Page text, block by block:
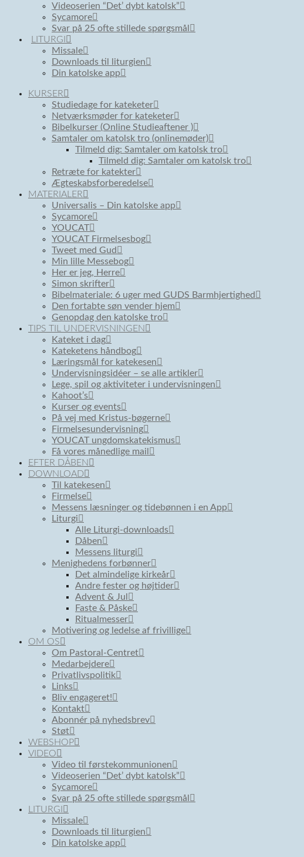
Videoserien “Det’ dybt katolsk”
Sycamore
Svar på 25 ofte stillede spørgsmål
LITURGI
Missale
Downloads til liturgien
Din katolske app
KURSER
Studiedage for kateketer
Netværksmøder for kateketer
Bibelkurser (Online Studieaftener )
Samtaler om katolsk tro (onlinemøder)
Tilmeld dig: Samtaler om katolsk tro
Tilmeld dig: Samtaler om katolsk tro
Retræte for katekter
Ægteskabsforberedelse
MATERIALER
Universalis – Din katolske app
Sycamore
YOUCAT
YOUCAT Firmelsesbog
Tweet med Gud
Min lille Messebog
Her er jeg, Herre
Simon skrifter
Bibelmateriale: 6 uger med GUDS Barmhjertighed
Den fortabte søn vender hjem
Genopdag den katolske tro
TIPS TIL UNDERVISNINGEN
Kateket i dag
Kateketens håndbog
Læringsmål for katekesen
Undervisningsidéer – se alle artikler
Lege, spil og aktiviteter i undervisningen
Kahoot’s
Kurser og events
På vej med Kristus-bøgerne
Firmelsesundervisning
YOUCAT ungdomskatekismus
Få vores månedlige mail
EFTER DÅBEN
DOWNLOAD
Til katekesen
Firmelse
Messens læsninger og tidebønnen i en App
Liturgi
Alle Liturgi-downloads
Dåben
Messens liturgi
Menighedens forbønner
Det almindelige kirkeår
Andre fester og højtider
Advent & Jul
Faste & Påske
Ritualmesser
Motivering og ledelse af frivillige
OM OS
Om Pastoral-Centret
Medarbejdere
Privatlivspolitik
Links
Bliv engageret!
Kontakt
Abonnér på nyhedsbrev
Støt
WEBSHOP
VIDEO
Video til førstekommunionen
Videoserien “Det’ dybt katolsk”
Sycamore
Svar på 25 ofte stillede spørgsmål
LITURGI
Missale
Downloads til liturgien
Din katolske app